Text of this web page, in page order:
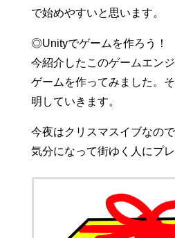
で始めやすいと思います。
◎Unityでゲームを作ろう！
今紹介したこのゲームエン
ゲームを作ってみました。
明していきます。
今夜はクリスマスイブなの
気分になって街ゆく人にプ